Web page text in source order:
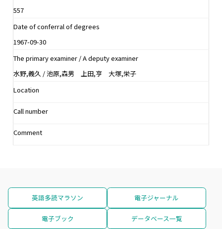
557
Date of conferral of degrees
1967-09-30
The primary examiner / A deputy examiner
水野,義久 / 池原,森男 上田,亨 大塚,栄子
Location
Call number
Comment
英語多読マラソン 電子ジャーナル
電子ブック データベース一覧